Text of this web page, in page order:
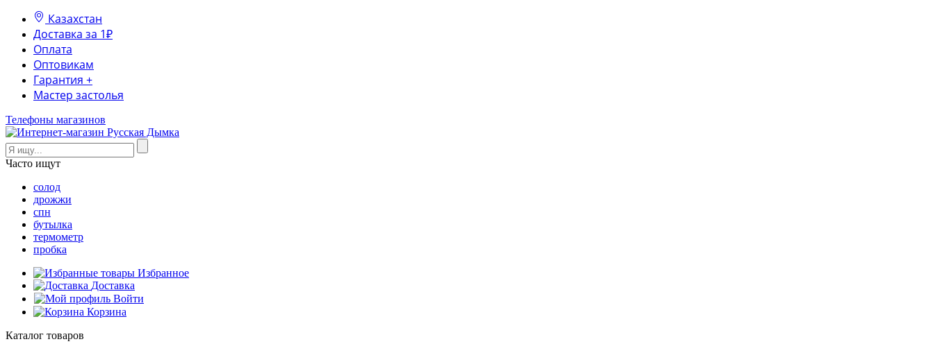
Казахстан
Доставка за 1₽
Оплата
Оптовикам
Гарантия +
Мастер застолья
Телефоны магазинов
Часто ищут
солод
дрожжи
спн
бутылка
термометр
пробка
Избранное
Доставка
Войти
Корзина
Каталог товаров